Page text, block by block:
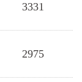
3331
2975